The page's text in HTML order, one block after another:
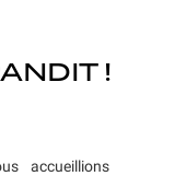
!
accueillions